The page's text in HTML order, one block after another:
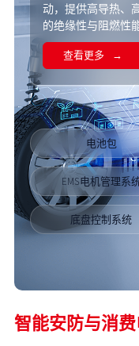
动，提供高导热、
的绝缘性与阻燃性
程，确保行车安全
查看更多
电池包
EMS电机管理系
底盘控制系统
智能安防与消